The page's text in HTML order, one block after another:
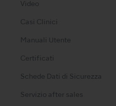
Video
Casi Clinici
Manuali Utente
Certificati
Schede Dati di Sicurezza
Servizio after sales